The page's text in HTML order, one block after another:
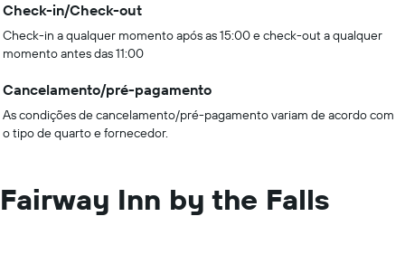
Check-in/Check-out
Check-in a qualquer momento após as 15:00 e check-out a qualquer
momento antes das 11:00
Cancelamento/pré-pagamento
As condições de cancelamento/pré-pagamento variam de acordo com
o tipo de quarto e fornecedor.
Fairway Inn by the Falls